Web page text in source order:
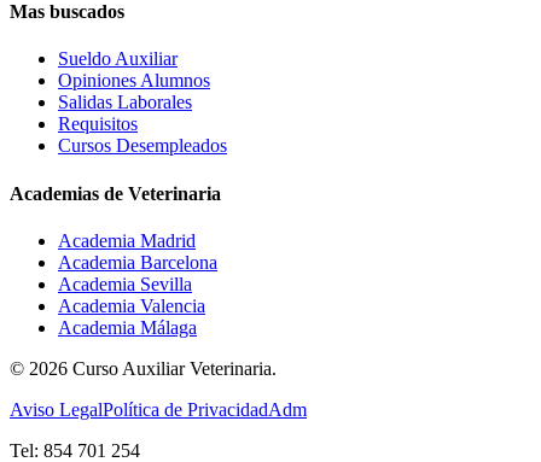
Mas buscados
Sueldo Auxiliar
Opiniones Alumnos
Salidas Laborales
Requisitos
Cursos Desempleados
Academias de Veterinaria
Academia Madrid
Academia Barcelona
Academia Sevilla
Academia Valencia
Academia Málaga
© 2026 Curso Auxiliar Veterinaria.
Aviso LegalPolítica de PrivacidadAdm
Tel: 854 701 254